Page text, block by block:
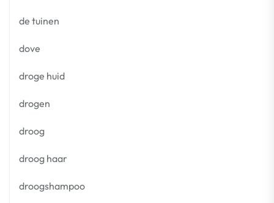
de tuinen
dove
droge huid
drogen
droog
droog haar
droogshampoo